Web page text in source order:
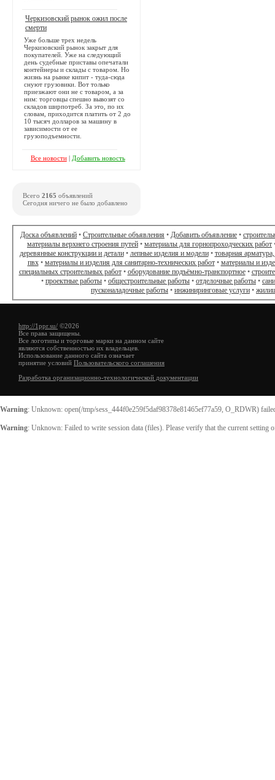
Черкизовский рынок ожил после
смерти
Уже больше трех недель
Черкизовский рынок закрыт для
покупателей. Уже на следующий
день судебные приставы опечатали
контейнеры и склады с товаром. Но
жизнь на рынке кипит - туда-сюда
снуют грузовики. Вот только
приезжают они не с товаром, а за
ним: торговцы спешно вывозят со
складов ширпотреб. За это, по их
словам, приходится платить от 2 до
10 тысяч долларов за машину в
зависимости от ее
грузоподъемности.
Все новости| Добавить новость
Всего 2165 объявлений
Сегодня ничего не было добавлено
Доска объявлений • Строительные объявления • Добавить объявление •
материалы верхнего строения путей • материалы для горнопроходческих работ
деревянные конструкции и детали• лепные изделия и модели• товарная
пвх• материалы и изделия для санитарно-технических работ• материалы и
специальных строительных работ• оборудование подъёмно-транспортное•
• проектные работы • общестроительные работы • отделочные работы •
пусконаладочные работы • инжиниринговые услуги •
http://1ppr.su/ ©2026
Все права защищены.
Все логотипы и торговые марки на данном сайте
являются собственностью их владельцев.
Использование данного сайта означает
принятие условий Пользовательского соглашения
Разработка организационно-технологической документации
Warning: Unknown: open(/tmp/sess_444f0e259f5daf98378e81465ef77a59, O_RDWR)
Warning: Unknown: Failed to write session data (files). Please verify that the current setting